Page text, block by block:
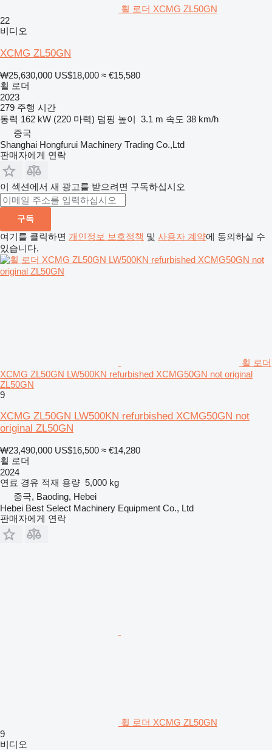
휠 로더 XCMG ZL50GN
22
비디오
XCMG ZL50GN
₩25,630,000 US$18,000 ≈ €15,580
휠 로더
2023
279 주행 시간
동력 162 kW (220 마력) 덤핑 높이 3.1 m 속도 38 km/h
중국
Shanghai Hongfurui Machinery Trading Co.,Ltd
판매자에게 연락
이 섹션에서 새 광고를 받으려면 구독하십시오
구독
여기를 클릭하면 개인정보 보호정책 및 사용자 계약에 동의하실 수
있습니다.
휠 로더
XCMG ZL50GN LW500KN refurbished XCMG50GN not original
ZL50GN
9
XCMG ZL50GN LW500KN refurbished XCMG50GN not
original ZL50GN
₩23,490,000 US$16,500 ≈ €14,280
휠 로더
2024
연료 경유 적재 용량 5,000 kg
중국, Baoding, Hebei
Hebei Best Select Machinery Equipment Co., Ltd
판매자에게 연락
휠 로더 XCMG ZL50GN
9
비디오